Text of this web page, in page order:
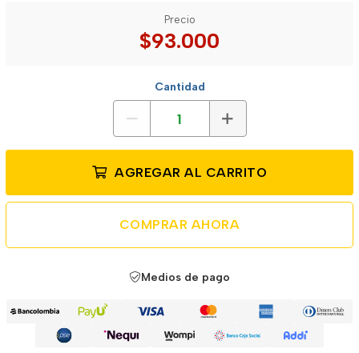
Precio
$93.000
Cantidad
AGREGAR AL CARRITO
COMPRAR AHORA
Medios de pago